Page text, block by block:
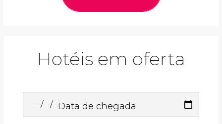
Hotéis em oferta
Data de chegada